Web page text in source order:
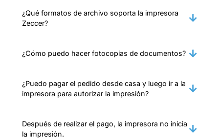
¿Qué formatos de archivo soporta la impresora
Zeccer?
¿Cómo puedo hacer fotocopias de documentos?
¿Puedo pagar el pedido desde casa y luego ir a la
impresora para autorizar la impresión?
Después de realizar el pago, la impresora no inicia
la impresión.